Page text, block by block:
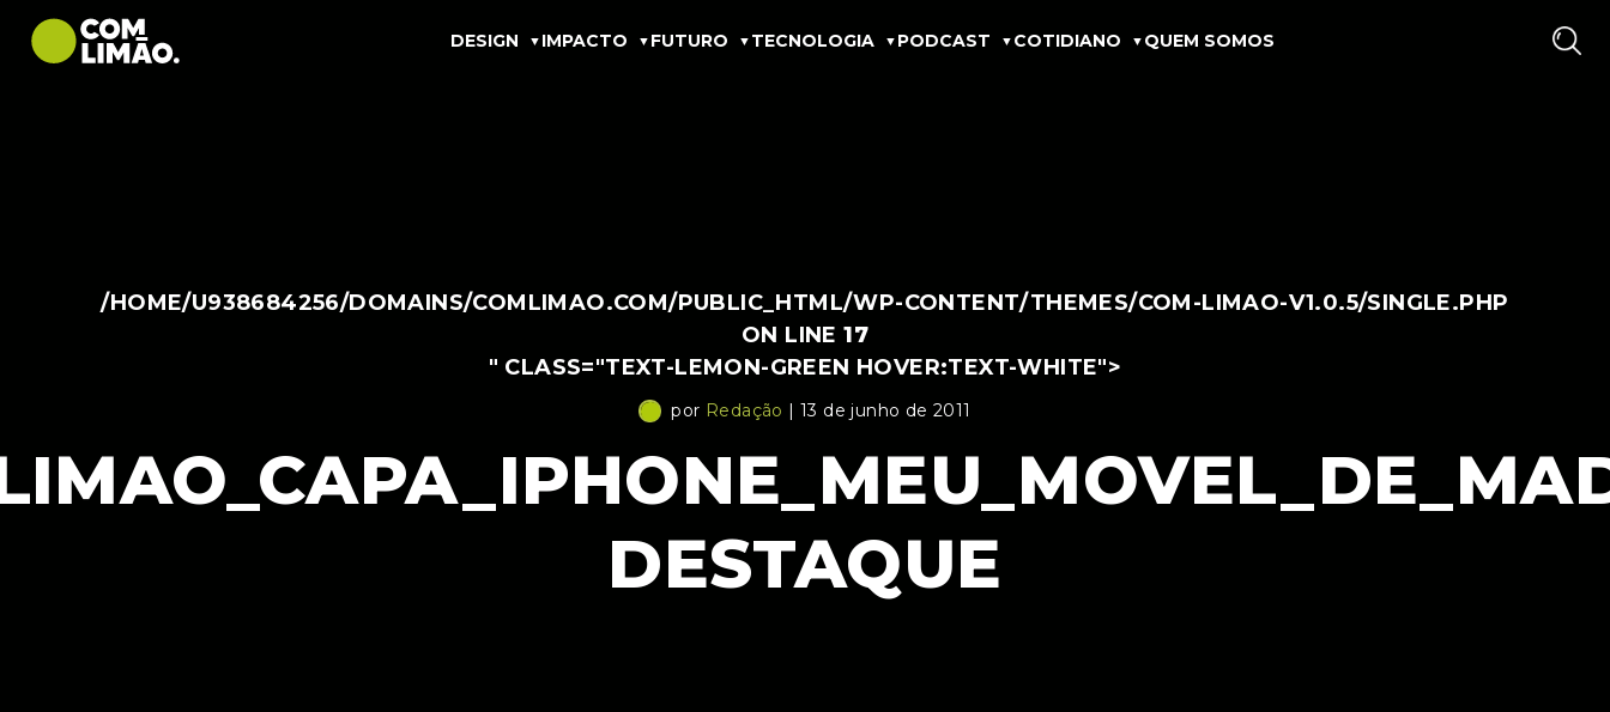
DESIGN IMPACTO FUTURO TECNOLOGIA PODCAST COTIDIANO QUEM SOMOS
/HOME/U938684256/DOMAINS/COMLIMAO.COM/PUBLIC_HTML/WP-CONTENT/THEMES/COM-LIMAO-V1.0.5/SINGLE.PHP
ON LINE17
" CLASS="TEXT-LEMON-GREEN HOVER:TEXT-WHITE">
por Redação | 13 de junho de 2011
DESTAQUE